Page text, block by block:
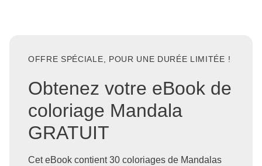
OFFRE SPÉCIALE, POUR UNE DURÉE LIMITÉE !
Obtenez votre eBook de
coloriage Mandala
GRATUIT
Cet eBook contient 30 coloriages de Mandalas